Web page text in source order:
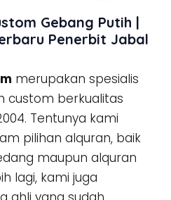
Gebang Putih |
Penerbit Jabal
merupakan spesialis
custom berkualitas
Tentunya kami
pilihan alquran, baik
maupun alquran
lagi, kami juga